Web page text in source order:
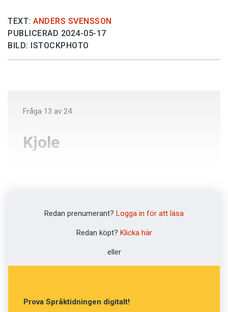
TEXT: ANDERS SVENSSON
PUBLICERAD 2024-05-17
BILD: ISTOCKPHOTO
Fråga 13 av 24
Kjole
Klänning
Redan prenumerant? Logga in för att läsa
Redan köpt? Klicka här
eller
Prova Språktidningen digitalt!